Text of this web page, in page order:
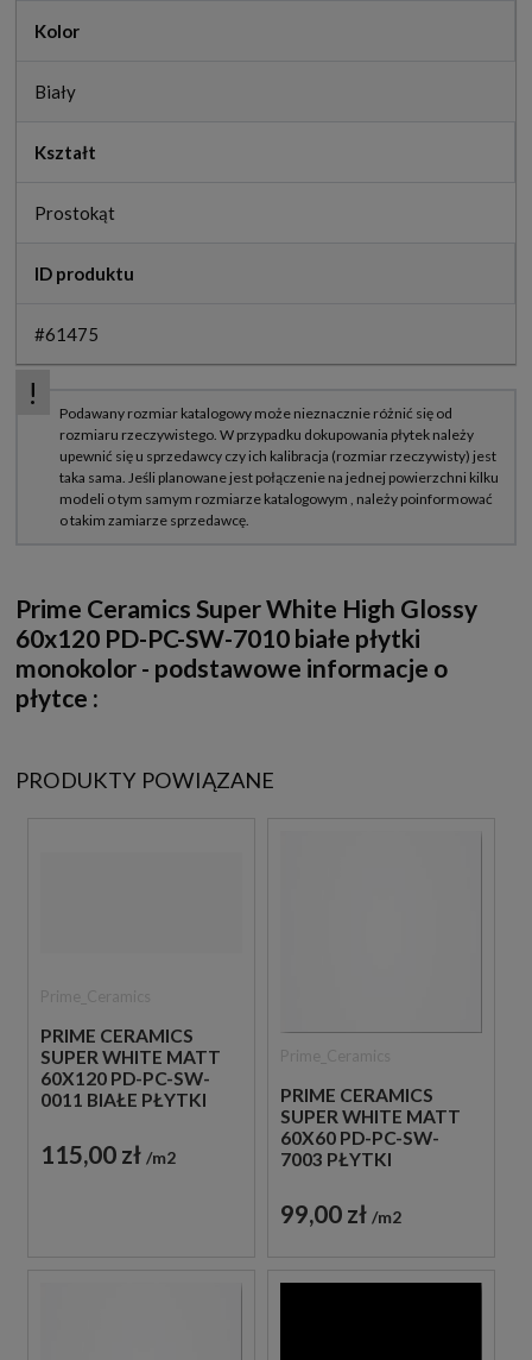
Kolor
Biały
Kształt
Prostokąt
ID produktu
#61475
Prime Ceramics Super White High Glossy
60x120 PD-PC-SW-7010 białe płytki
monokolor - podstawowe informacje o
płytce :
PRODUKTY POWIĄZANE
PRIME CERAMICS
SUPER WHITE MATT
60X120 PD-PC-SW-
0011 BIAŁE PŁYTKI
115,00 zł m2
PRIME CERAMICS
SUPER WHITE MATT
60X60 PD-PC-SW-
7003 PŁYTKI
MONOKOLOR BIAŁY
99,00 zł m2